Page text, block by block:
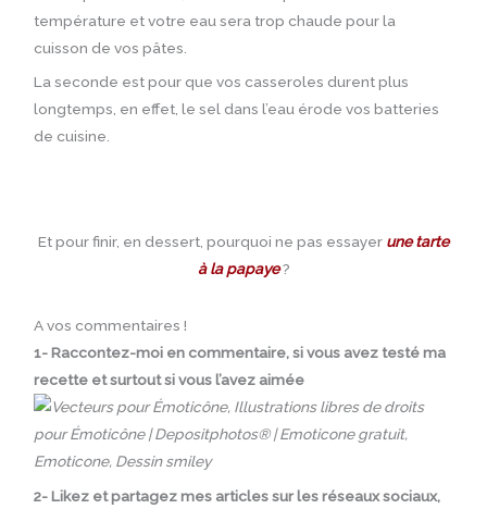
température et votre eau sera trop chaude pour la
cuisson de vos pâtes.
La seconde est pour que vos casseroles durent plus
longtemps, en effet, le sel dans l’eau érode vos batteries
de cuisine.
Et pour finir, en dessert, pourquoi ne pas essayer une tarte
à la papaye?
A vos commentaires !
1- Raccontez-moi en commentaire, si vous avez testé ma
recette et surtout si vous l’avez aimée
2- Likez et partagez mes articles sur les réseaux sociaux,